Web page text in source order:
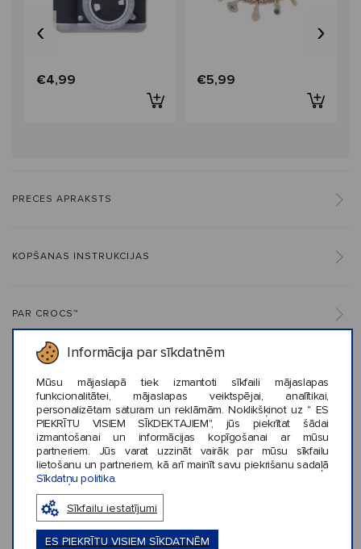
Informācija par sīkdatnēm
Mūsu mājaslapā tiek izmantoti sīkfaili mājaslapas
funkcionalitātei, mājaslapas veiktspējai, analītikai,
personalizētam saturam un reklāmām. Noklikšķinot uz " ES
PIEKRĪTU VISIEM SĪKDEKTAJIEM", jūs piekrītat šādai
izmantošanai un informācijas kopīgošanai ar mūsu
partneriem. Jūs varat uzzināt vairāk par mūsu sīkfailu
lietošanu un partneriem, kā arī mainīt savu piekrišanu sadaļā
Sīkdatņu politika.
Sīkfailu iestatījumi
ES PIEKRĪTU VISIEM SĪKDATNĒM
€4,99 €5,99
‹ ›
PRECES APRAKSTS
KOPŠANAS INSTRUKCIJAS
PAR CROCS™
Līdzīga stila preces